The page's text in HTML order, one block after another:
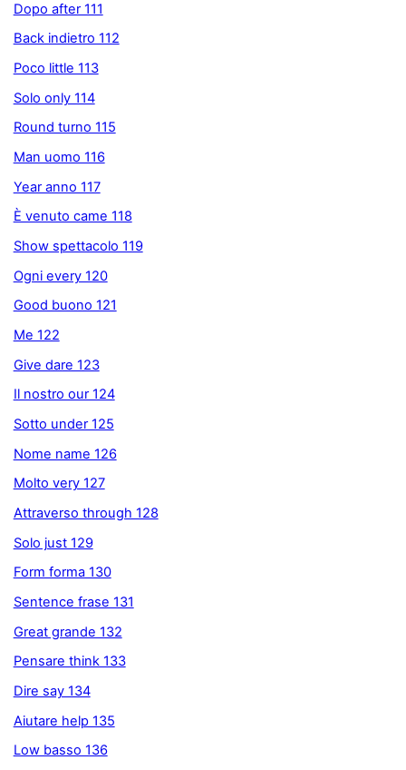
Dopo after 111
Back indietro 112
Poco little 113
Solo only 114
Round turno 115
Man uomo 116
Year anno 117
È venuto came 118
Show spettacolo 119
Ogni every 120
Good buono 121
Me 122
Give dare 123
Il nostro our 124
Sotto under 125
Nome name 126
Molto very 127
Attraverso through 128
Solo just 129
Form forma 130
Sentence frase 131
Great grande 132
Pensare think 133
Dire say 134
Aiutare help 135
Low basso 136